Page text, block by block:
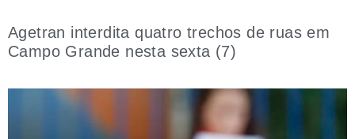
Agetran interdita quatro trechos de ruas em
Campo Grande nesta sexta (7)